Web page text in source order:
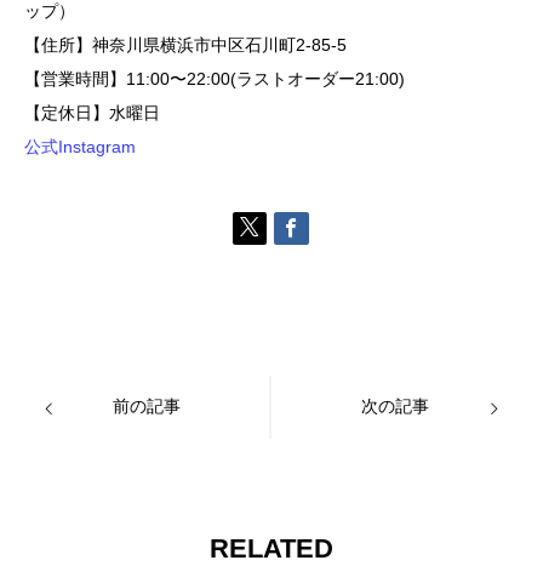
ップ）
【住所】神奈川県横浜市中区石川町2-85-5
【営業時間】11:00〜22:00(ラストオーダー21:00)
【定休日】水曜日
公式Instagram
前の記事 次の記事
RELATED